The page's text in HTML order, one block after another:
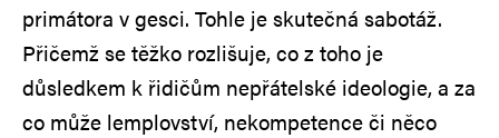
primátora v gesci. Tohle je skutečná sabotáž.
Přičemž se těžko rozlišuje, co z toho je
důsledkem k řidičům nepřátelské ideologie, a za
co může lemplovství, nekompetence či něco